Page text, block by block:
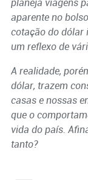
aparente no
cotação do dólar
um reflexo de
A realidade,
dólar, trazem
casas e nossas
que o
vida do país.
tanto?